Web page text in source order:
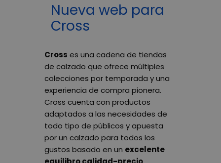
Nueva web para
Cross
Cross es una cadena de tiendas
de calzado que ofrece múltiples
colecciones por temporada y una
experiencia de compra pionera.
Cross cuenta con productos
adaptados a las necesidades de
todo tipo de públicos y apuesta
por un calzado para todos los
gustos basado en un excelente